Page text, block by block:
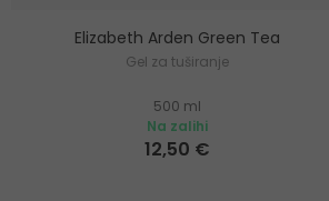
Elizabeth Arden Green Tea
Gel za tuširanje
500 ml
Na zalihi
12,50 €